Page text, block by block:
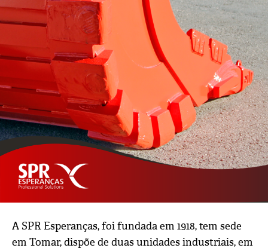
A SPR Esperanças, foi fundada em 1918, tem sede
em Tomar, dispõe de duas unidades industriais, em